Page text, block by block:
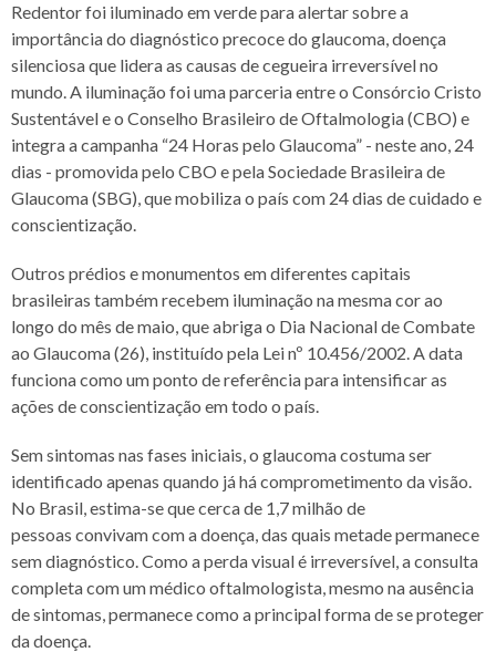
Redentor foi iluminado em verde para alertar sobre a
importância do diagnóstico precoce do glaucoma,doença
silenciosa que lidera as causas de cegueira irreversível no
mundo. A iluminação foiuma parceria entre o Consórcio Cristo
Sustentável e o Conselho Brasileiro deOftalmologia (CBO) e
integra a campanha “24 Horas pelo Glaucoma” - neste ano, 24
dias - promovida pelo CBO e pela Sociedade Brasileira de
Glaucoma (SBG), que mobiliza o país com 24 dias de cuidado e
conscientização.
Outros prédios e monumentos em diferentes capitais
brasileiras também recebem iluminação na mesma cor ao
longo do mês de maio, que abriga o Dia Nacional deCombate
ao Glaucoma (26), instituído pela Lei nº 10.456/2002. A data
funciona como umponto de referência para intensificar as
ações de conscientização em todo o país.
Sem sintomas nas fases iniciais, o glaucoma costuma ser
identificado apenas quando jáhá comprometimento da visão.
No Brasil, estima-se que cerca de 1,7 milhão de
pessoas convivam com a doença, das quais metade permanece
sem diagnóstico. Como a perdavisual é irreversível, a consulta
completa com um médico oftalmologista, mesmo naausência
de sintomas, permanece como a principal forma de se proteger
da doença.